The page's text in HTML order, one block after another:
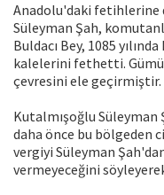
Anadolu'daki fetihlerine
Süleyman Şah,
Buldacı Bey, 1085
kalelerini fethetti.
çevresini ele geçirmiştir.
Kutalmışoğlu Süleyman
daha önce bu bölgeden
vergiyi Süleyman
vermeyeceğini